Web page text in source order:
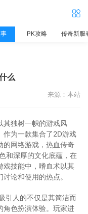
PK攻略 传奇新服
么
来源：本站
其独树一帜的游戏风
作为一款集合了2D游戏
的网络游戏，热血传奇
和深厚的文化底蕴，在
戏技能中，嗜血术以其
论和使用的热点。
引人的不仅是其简洁而
角色扮演体验。玩家进